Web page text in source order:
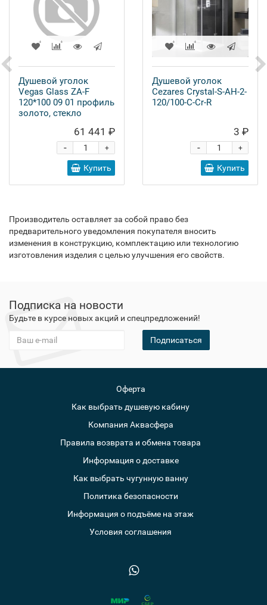
Душевой уголок
Vegas Glass ZA-F
120*100 09 01 профиль
золото, стекло
61 441 ₽
+
-
Купить
Душевой уголок
Cezares Crystal-S-AH-2-
120/100-C-Cr-R
3 ₽
+
-
Купить
Производитель оставляет за собой право без
предварительного уведомления покупателя вносить
изменения в конструкцию, комплектацию или технологию
изготовления изделия с целью улучшения его свойств.
Подписка на новости
Будьте в курсе новых акций и спецпредложений!
Подписаться
Оферта
Как выбрать душевую кабину
Компания Аквасфера
Правила возврата и обмена товара
Информация о доставке
Как выбрать чугунную ванну
Политика безопасности
Информация о подъёме на этаж
Условия соглашения